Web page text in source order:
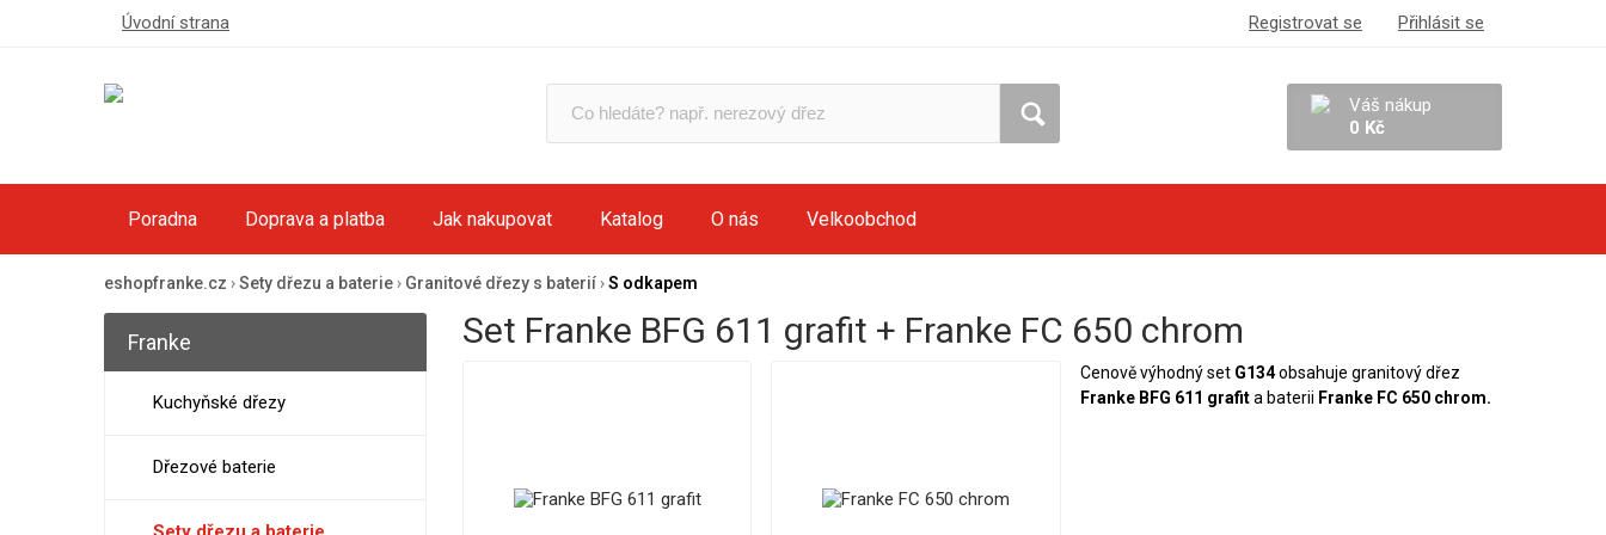
Úvodní strana Registrovat se Přihlásit se
Váš nákup
0 Kč
Poradna Doprava a platba Jak nakupovat Katalog O nás Velkoobchod
eshopfranke.cz ›Sety dřezu a baterie› Granitové dřezy s baterií›S odkapem
Set Franke BFG 611 grafit + Franke FC 650 chrom
Cenově výhodný set G134obsahuje granitový dřez
Franke BFG 611 grafita baterii Franke FC 650 chrom.
Franke
Kuchyňské dřezy
Dřezové baterie